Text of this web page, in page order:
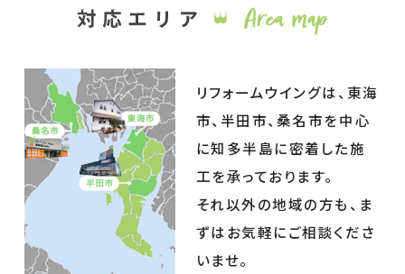
リフォームウイングは、東海
市、半田市、桑名市を中心
に知多半島に密着した施
工を承っております。
それ以外の地域の方も、ま
ずはお気軽にご相談くださ
いませ。